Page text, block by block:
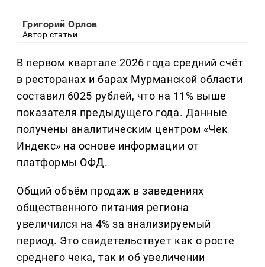
Григорий Орлов
Автор статьи
В первом квартале 2026 года средний счёт
в ресторанах и барах Мурманской области
составил 6025 рублей, что на 11% выше
показателя предыдущего года. Данные
получены аналитическим центром «Чек
Индекс» на основе информации от
платформы ОФД.
Общий объём продаж в заведениях
общественного питания региона
увеличился на 4% за анализируемый
период. Это свидетельствует как о росте
среднего чека, так и об увеличении